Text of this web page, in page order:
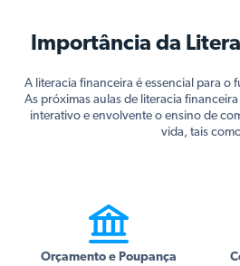
Importância da
A literacia financeira é essencial para o
As próximas aulas de literacia
interativo e envolvente o ensino de
vida, tais
Orçamento e Poupança